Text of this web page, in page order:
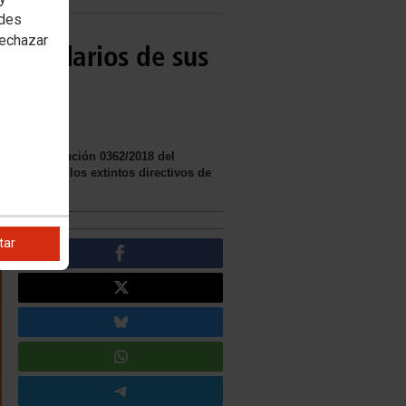
salarios de sus
la Resolución 0362/2018 del
de los extintos directivos de